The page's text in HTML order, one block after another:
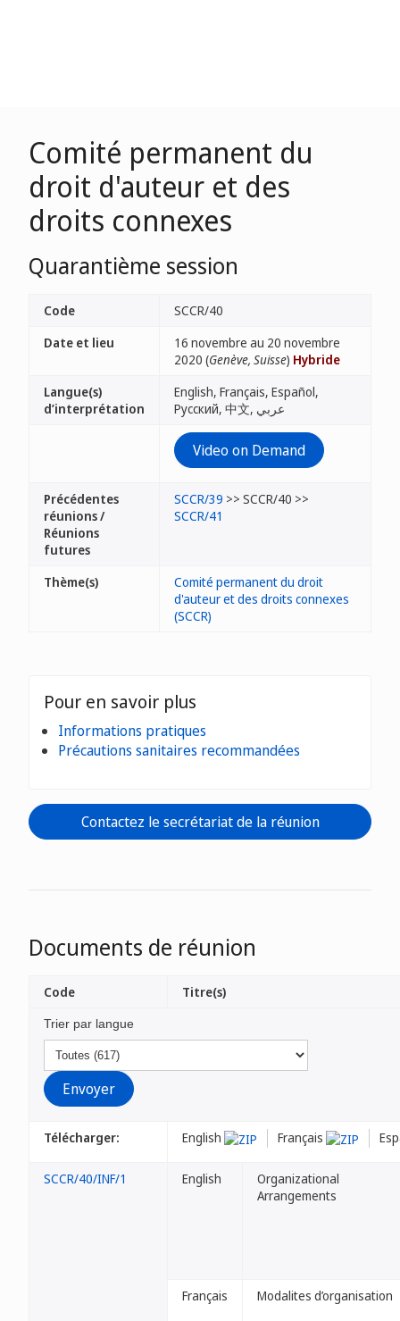
Comité permanent du
droit d'auteur et des
droits connexes
Quarantième session
Code
SCCR/40
Date et lieu
16 novembre au 20 novembre
2020 (Genève, Suisse) Hybride
Langue(s)
d’interprétation
English, Français, Español,
Русский, 中文, عربي
Video on Demand
Précédentes
réunions /
Réunions
futures
SCCR/39 >> SCCR/40 >>
SCCR/41
Thème(s)
Comité permanent du droit
d'auteur et des droits connexes
(SCCR)
Pour en savoir plus
Informations pratiques
Précautions sanitaires recommandées
Contactez le secrétariat de la réunion
Documents de réunion
Trier par langue
Télécharger: English Français
Code Titre(s)
SCCR/40/INF/1 English
Organizational
Arrangements
Français Modalites d’organisation